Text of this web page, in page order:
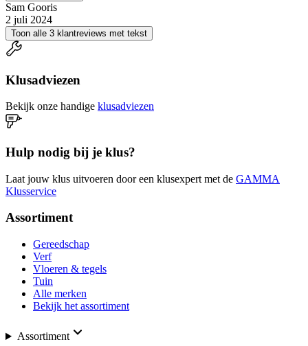
Sam Gooris
2 juli 2024
Toon alle 3 klantreviews met tekst
Klusadviezen
Bekijk onze handige klusadviezen
Hulp nodig bij je klus?
Laat jouw klus uitvoeren door een klusexpert met de GAMMA
Klusservice
Assortiment
Gereedschap
Verf
Vloeren & tegels
Tuin
Alle merken
Bekijk het assortiment
Assortiment